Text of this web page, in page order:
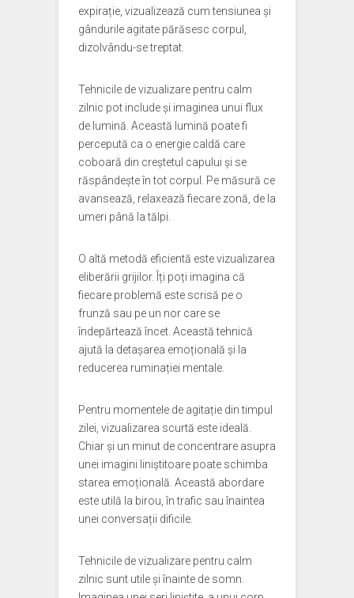
expirație, vizualizează cum tensiunea și
gândurile agitate părăsesc corpul,
dizolvându-se treptat.
Tehnicile de vizualizare pentru calm
zilnic pot include și imaginea unui flux
de lumină. Această lumină poate fi
percepută ca o energie caldă care
coboară din creștetul capului și se
răspândește în tot corpul. Pe măsură ce
avansează, relaxează fiecare zonă, de la
umeri până la tălpi.
O altă metodă eficientă este vizualizarea
eliberării grijilor. Îți poți imagina că
fiecare problemă este scrisă pe o
frunză sau pe un nor care se
îndepărtează încet. Această tehnică
ajută la detașarea emoțională și la
reducerea ruminației mentale.
Pentru momentele de agitație din timpul
zilei, vizualizarea scurtă este ideală.
Chiar și un minut de concentrare asupra
unei imagini liniștitoare poate schimba
starea emoțională. Această abordare
este utilă la birou, în trafic sau înaintea
unei conversații dificile.
Tehnicile de vizualizare pentru calm
zilnic sunt utile și înainte de somn.